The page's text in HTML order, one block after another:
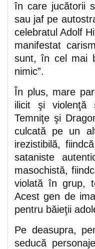
în care jucătorii
sau jaf pe
celebratul Adolf
manifestat
sunt, în cel mai
nimic”.
În plus, mare
ilicit şi violenţă
Temniţe şi
culcată pe un
irezistibilă,
sataniste
masochistă,
violată în grup,
Acest gen de
pentru băieţii
Pe deasupra,
seducă